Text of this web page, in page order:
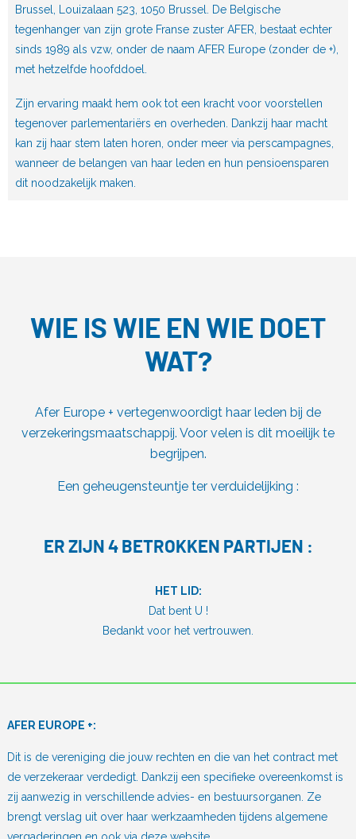
Brussel, Louizalaan 523, 1050 Brussel. De Belgische
tegenhanger van zijn grote Franse zuster AFER, bestaat echter
sinds 1989 als vzw, onder de naam AFER Europe (zonder de +),
met hetzelfde hoofddoel.
Zijn ervaring maakt hem ook tot een kracht voor voorstellen
tegenover parlementariërs en overheden. Dankzij haar macht
kan zij haar stem laten horen, onder meer via perscampagnes,
wanneer de belangen van haar leden en hun pensioensparen
dit noodzakelijk maken.
WIE IS WIE EN WIE DOET
WAT?
Afer Europe + vertegenwoordigt haar leden bij de
verzekeringsmaatschappij. Voor velen is dit moeilijk te
begrijpen.
Een geheugensteuntje ter verduidelijking :
ER ZIJN 4 BETROKKEN PARTIJEN :
HET LID:
Dat bent U !
Bedankt voor het vertrouwen.
AFER EUROPE +:
Dit is de vereniging die jouw rechten en die van het contract met
de verzekeraar verdedigt. Dankzij een specifieke overeenkomst is
zij aanwezig in verschillende advies- en bestuursorganen. Ze
brengt verslag uit over haar werkzaamheden tijdens algemene
vergaderingen en ook via deze website.